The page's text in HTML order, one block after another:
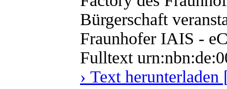
Bürgerschaft
Fraunhofer IAIS -
Fulltext
› Text